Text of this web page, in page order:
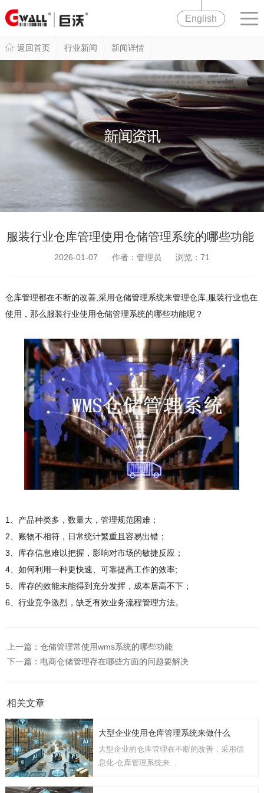
English
返回首页 行业新闻 新闻详情
服装行业仓库管理使用仓储管理系统的哪些功能
2026-01-07 作者：管理员 浏览： 71
仓库管理都在不断的改善,采用仓储管理系统来管理仓库,服装行业也在
使用，那么服装行业使用仓储管理系统的哪些功能呢？
1、产品种类多，数量大，管理规范困难；
2、账物不相符，日常统计繁重且容易出错；
3、库存信息难以把握，影响对市场的敏捷反应；
4、如何利用一种更快速、可靠提高工作的效率;
5、库存的效能未能得到充分发挥，成本居高不下；
6、行业竞争激烈，缺乏有效业务流程管理方法。
上一篇： 仓储管理常使用wms系统的哪些功能
下一篇： 电商仓储管理存在哪些方面的问题要解决
相关文章
大型企业使用仓库管理系统来做什么
大型企业的仓库管理在不断的改善，采用信
息化-仓库管理系统来...